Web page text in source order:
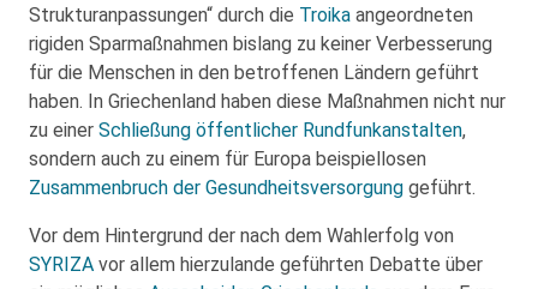
Strukturanpassungen“ durch die Troika angeordneten
rigiden Sparmaßnahmen bislang zu keiner Verbesserung
für die Menschen in den betroffenen Ländern geführt
haben. In Griechenland haben diese Maßnahmen nicht nur
zu einer Schließung öffentlicher Rundfunkanstalten,
sondern auch zu einem für Europa beispiellosen
Zusammenbruch der Gesundheitsversorgung geführt.
Vor dem Hintergrund der nach dem Wahlerfolg von
SYRIZA vor allem hierzulande geführten Debatte über